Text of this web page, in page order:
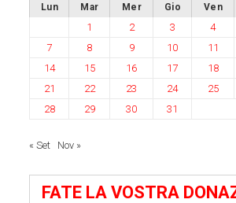
Lun Mar Mer Gio Ven
1 2 3 4
7
8 9 10 11
14
15 16 17 18
21
22 23 24 25
28
29 30 31
« Set Nov »
FATE LA VOSTRA